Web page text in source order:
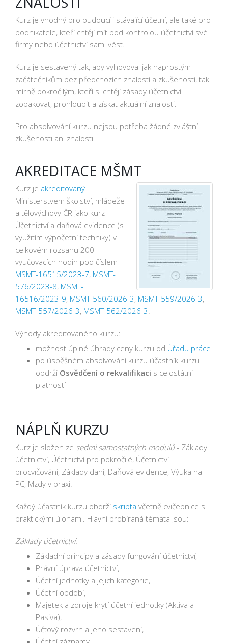
Kurz je vhodný pro budoucí i stávající účetní, ale také pro
podnikatele, kteří chtějí mít pod kontrolou účetnictví své
firmy nebo účetnictví sami vést.
Kurz je sestavený tak, aby vyhovoval jak naprostým
začátečníkům bez předchozích znalostí a zkušeností, tak
mírně pokročilým, kteří si chtějí zásady účetnictví
zopakovat, prohloubit a získat aktuální znalosti.
Pro absolvování kurzu nejsou potřeba žádné zvláštní
zkušenosti ani znalosti.
AKREDITACE MŠMT
Kurz je akreditovaný
Ministerstvem školství, mládeže
a tělovýchovy ČR jako kurz
Účetnictví a daňová evidence (s
využitím výpočetní techniky) v
celkovém rozsahu 200
vyučovacích hodin pod číslem
MSMT-16515/2023-7, MSMT-
576/2023-8, MSMT-
16516/2023-9, MSMT-560/2026-3, MSMT-559/2026-3,
MSMT-557/2026-3, MSMT-562/2026-3
Výhody akreditovaného kurzu:
možnost úplné úhrady ceny kurzu od Úřadu práce
po úspěšném absolvování kurzu účastník kurzu
obdrží Osvědčení o rekvalifikaci s celostátní
platností
NÁPLŇ KURZU
Kurz je složen ze sedmi samostatných modulů- Základy
účetnictví, Účetnictví pro pokročilé, Účetnictví
procvičování, Základy daní, Daňová evidence, Výuka na
PC, Mzdy v praxi.
Každý účastník kurzu obdrží skripta včetně cvičebnice s
praktickými úlohami. Hlavní probíraná témata jsou:
Základy účetnictví:
Základní principy a zásady fungování účetnictví,
Právní úprava účetnictví,
Účetní jednotky a jejich kategorie,
Účetní období,
Majetek a zdroje krytí účetní jednotky (Aktiva a
Pasiva),
Účtový rozvrh a jeho sestavení,